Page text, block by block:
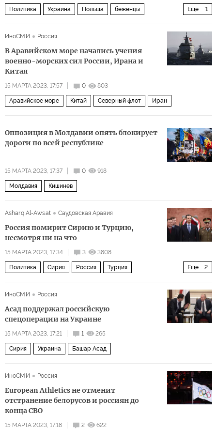
Еще 1
Политика Украина Польша беженцы
ИноСМИ
Россия
В Аравийском море начались учения
военно-морских сил России, Ирана и
Китая
15 МАРТА 2023, 17:57 0 803
Аравийское море Китай Северный флот Иран
Оппозиция в Молдавии опять блокирует
дороги по всей республике
15 МАРТА 2023, 17:37 0 918
Молдавия Кишинев
Asharq Al-Awsat Саудовская Аравия
Россия помирит Сирию и Турцию,
несмотря ни на что
15 МАРТА 2023, 17:34 3 3808
Еще 2
Политика Сирия Россия Турция
ИноСМИ
Россия
Асад поддержал российскую
спецоперации на Украине
15 МАРТА 2023, 17:21 1 265
Сирия Украина Башар Асад
ИноСМИ Россия
European Athletics не отменит
отстранение белорусов и россиян до
конца СВО
15 МАРТА 2023, 17:18 2 622